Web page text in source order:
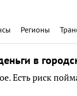
Регионы
в
Есть риск